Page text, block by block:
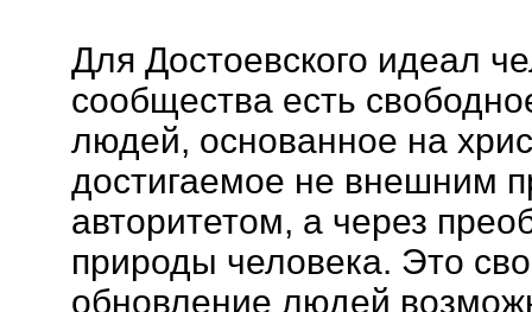
Для Достоевского идеал
сообщества есть
людей, основанное на
достигаемое не внешним
авторитетом, а через
природы человека. Это
обновление людей